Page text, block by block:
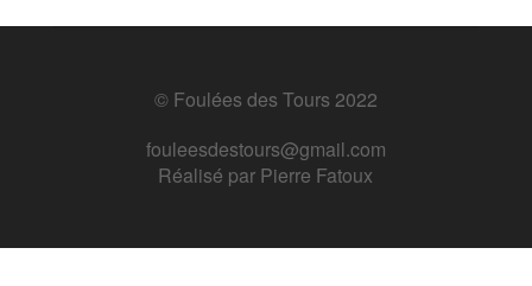
© Foulées des Tours 2022
fouleesdestours@gmail.com
Réalisé par Pierre Fatoux